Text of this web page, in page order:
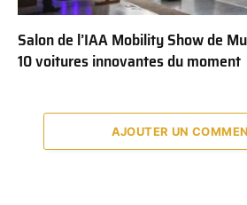
Salon de l’IAA Mobility Show de
10 voitures innovantes du moment
AJOUTER UN